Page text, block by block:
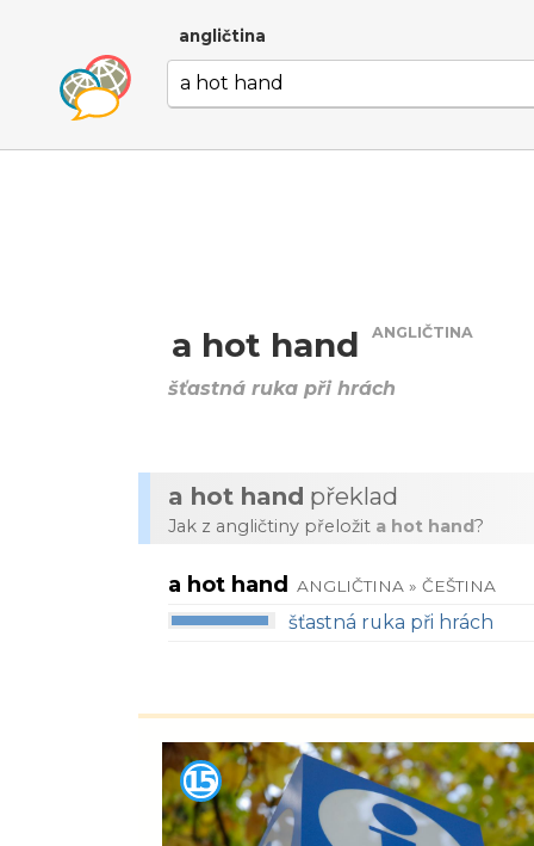
angličtina
a hot hand ANGLIČTINA
šťastná ruka při hrách
a hot hand překlad
Jak z angličtiny přeložit a hot hand?
a hot hand ANGLIČTINA » ČEŠTINA
šťastná ruka při hrách